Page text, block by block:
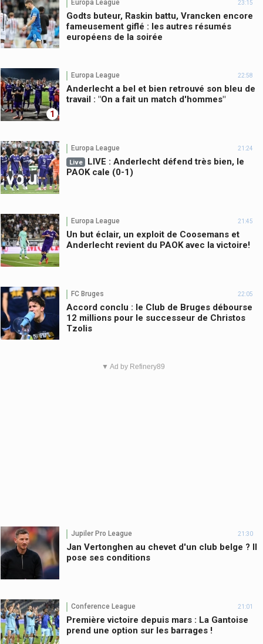
Europa League 23:15
Godts buteur, Raskin battu, Vrancken encore
fameusement giflé : les autres résumés
européens de la soirée
1
Europa League 22:58
Anderlecht a bel et bien retrouvé son bleu de
travail : "On a fait un match d'hommes"
Europa League 21:24
Live
LIVE : Anderlecht défend très bien, le
PAOK cale (0-1)
Europa League 21:45
Un but éclair, un exploit de Coosemans et
Anderlecht revient du PAOK avec la victoire!
FC Bruges 22:05
Accord conclu : le Club de Bruges débourse
12 millions pour le successeur de Christos
Tzolis
▼ Ad by Refinery89
Jupiler Pro League 21:30
Jan Vertonghen au chevet d'un club belge ? Il
pose ses conditions
Conference League 21:01
Première victoire depuis mars : La Gantoise
prend une option sur les barrages !